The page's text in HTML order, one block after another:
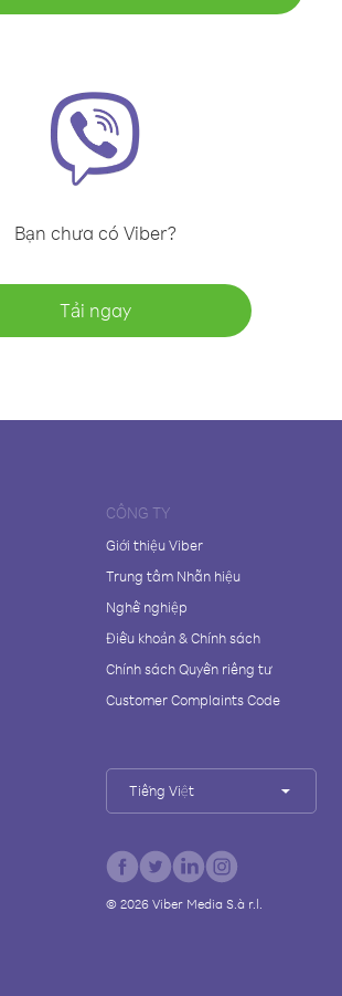
Bạn chưa có Viber?
Tải ngay
CÔNG TY
Giới thiệu Viber
Trung tâm Nhãn hiệu
Nghề nghiệp
Điều khoản & Chính sách
Chính sách Quyền riêng tư
Customer Complaints Code
Tiếng Việt
© 2026Viber Media S.à r.l.